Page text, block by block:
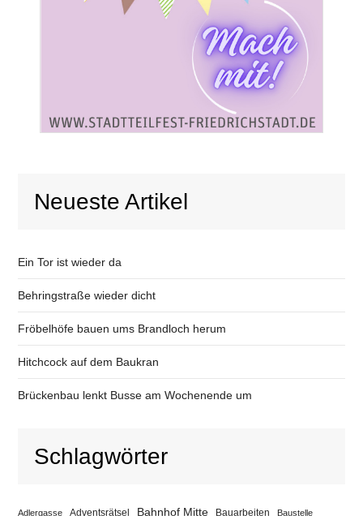
Neueste Artikel
Ein Tor ist wieder da
Behringstraße wieder dicht
Fröbelhöfe bauen ums Brandloch herum
Hitchcock auf dem Baukran
Brückenbau lenkt Busse am Wochenende um
Schlagwörter
Adlergasse Adventsrätsel Bahnhof Mitte Bauarbeiten Baustelle